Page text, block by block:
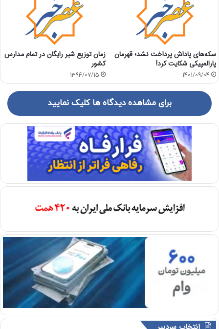
سکه‌های پاداش پرداخت نشد؛ قهرمان
پارالمپیکی شکایت کرد!
1401/09/04
زمان توزیع شیر رایگان در تمام مدارس
کشور
1394/07/15
برای مشاهده دیدگاه ها کلیک نمایید